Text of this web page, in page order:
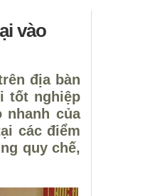
vào
địa bàn
tốt nghiệp
nhanh của
các điểm
quy chế,